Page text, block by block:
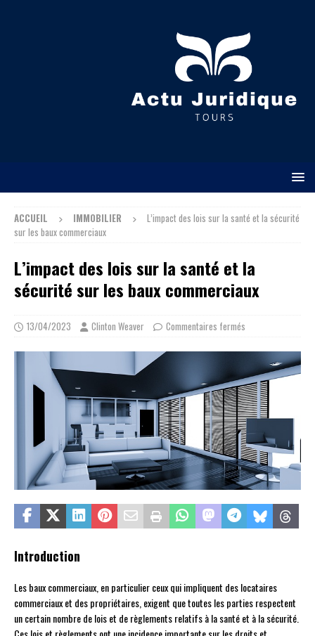
ACCUEIL IMMOBILIER
L’impact des lois sur la santé et la sécurité
sur les baux commerciaux
L’impact des lois sur la santé et la
sécurité sur les baux commerciaux
13/04/2023 Clinton Weaver Commentaires fermés
Introduction
Les baux commerciaux, en particulier ceux qui impliquent des locataires
commerciaux et des propriétaires, exigent que toutes les parties respectent
un certain nombre de lois et de règlements relatifs à la santé et à la sécurité.